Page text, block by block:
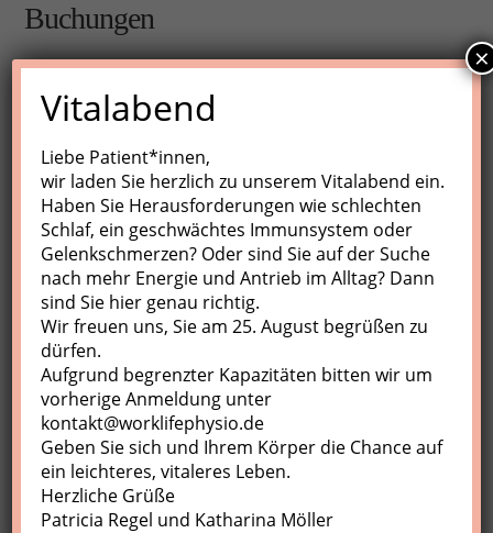
Buchungen
Buchungen sind für diese Veranstaltung nicht mehr
möglich.
Nächste Kurse
Keine Veranstaltungen
Profil
Meine Buchungen
Abmelden
Vitalabend
Liebe Patient*innen,
wir laden Sie herzlich zu unserem Vitalabend ein.
Haben Sie Herausforderungen wie schlechten
Schlaf, ein geschwächtes Immunsystem oder
Gelenkschmerzen? Oder sind Sie auf der Suche
nach mehr Energie und Antrieb im Alltag? Dann
sind Sie hier genau richtig.
Wir freuen uns, Sie am 25. August begrüßen zu
dürfen.
Aufgrund begrenzter Kapazitäten bitten wir um
vorherige Anmeldung unter
kontakt@worklifephysio.de
Geben Sie sich und Ihrem Körper die Chance auf
ein leichteres, vitaleres Leben.
Herzliche Grüße
Patricia Regel und Katharina Möller
×